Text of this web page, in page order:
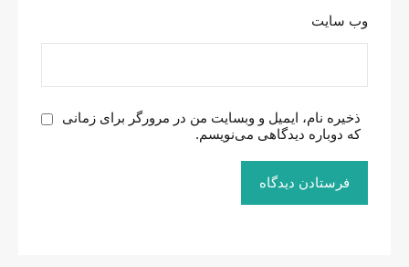
وب‌ سایت
ذخیره نام، ایمیل و وبسایت من در مرورگر برای زمانی
که دوباره دیدگاهی می‌نویسم.